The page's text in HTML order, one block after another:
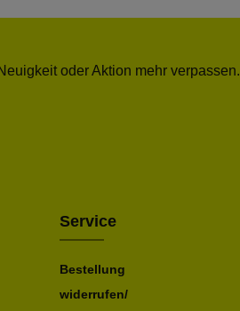
oder Aktion mehr verpassen.
Service
Bestellung
widerrufen/